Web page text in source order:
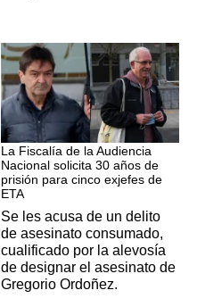
ETA
La Fiscalía de la Audiencia
Nacional solicita 30 años de
prisión para cinco exjefes de
ETA
Se les acusa de un delito
de asesinato consumado,
cualificado por la alevosía
de designar el asesinato de
Gregorio Ordoñez.